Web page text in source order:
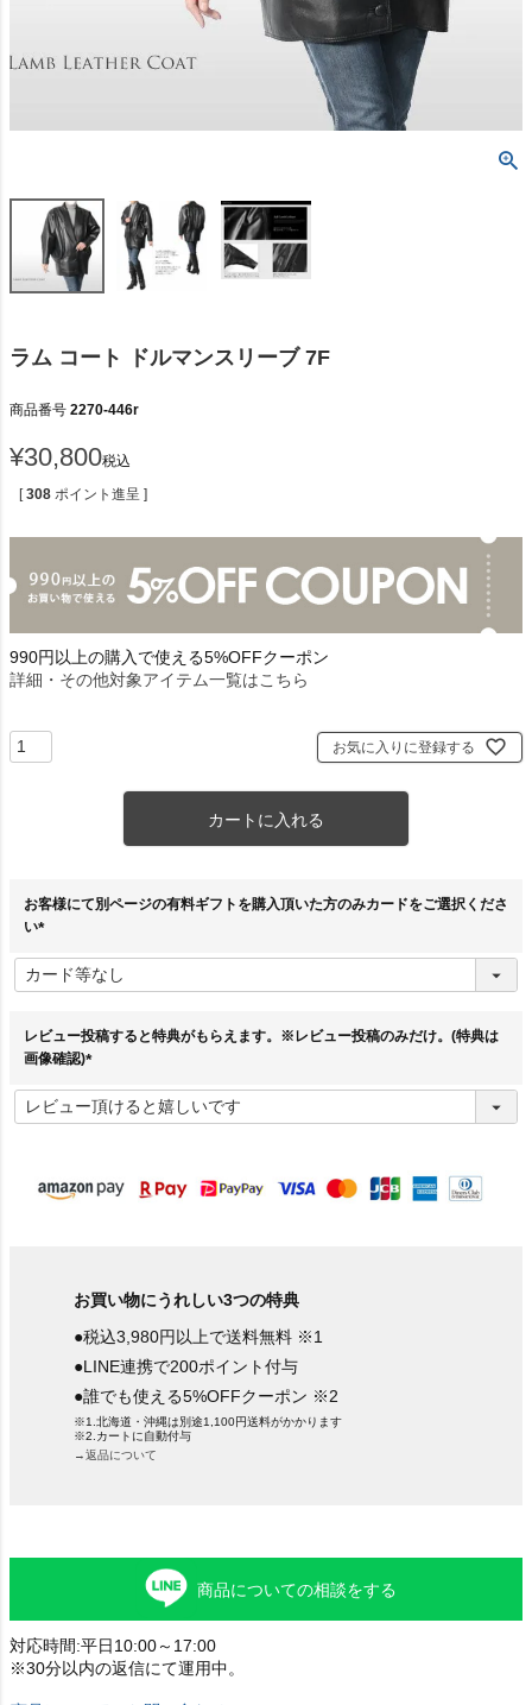
ラム コート ドルマンスリーブ 7F
商品番号 2270-446r
¥30,800税込
[ 308 ポイント進呈 ]
990円以上の購入で使える5%OFFクーポン
詳細・その他対象アイテム一覧はこちら
お気に入りに登録する
カートに入れる
お客様にて別ページの有料ギフトを購入頂いた方のみカードをご選択くださ
い
必
須
レビュー投稿すると特典がもらえます。※レビュー投稿のみだけ。(特典は
画像確認)
必
須
お買い物にうれしい3つの特典
●税込3,980円以上で送料無料 ※1
●LINE連携で200ポイント付与
●誰でも使える5%OFFクーポン ※2
※1.北海道・沖縄は別途1,100円送料がかかります
※2.カートに自動付与
→返品について
商品についての相談をする
対応時間:平日10:00～17:00
※30分以内の返信にて運用中。